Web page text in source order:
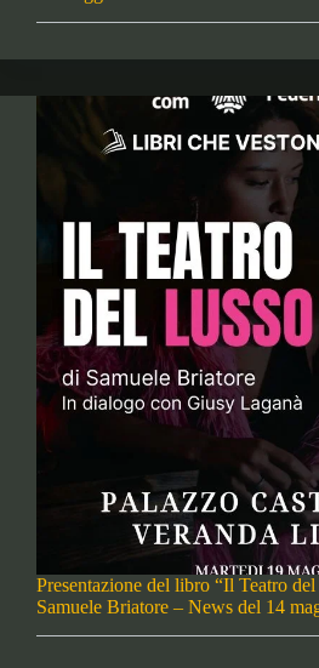
Presentazione del libro “Il Teatro
Samuele Briatore – News del 14